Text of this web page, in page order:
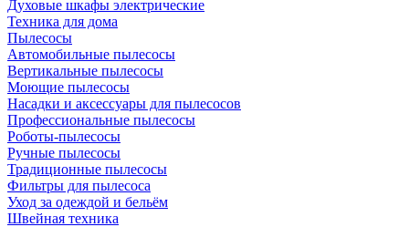
Духовые шкафы электрические
Техника для дома
Пылесосы
Автомобильные пылесосы
Вертикальные пылесосы
Моющие пылесосы
Насадки и аксессуары для пылесосов
Профессиональные пылесосы
Роботы-пылесосы
Ручные пылесосы
Традиционные пылесосы
Фильтры для пылесоса
Уход за одеждой и бельём
Швейная техника